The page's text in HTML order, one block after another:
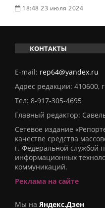
18:48 23 июля 2024
КОНТАКТЫ
E-mail: rep64@yandex.ru
Адрес редакции: 410600,
Тел: 8-917-305-4695
Главный редактор:
Сетевое издание
качестве средства
г. Федеральной службой
информационных
коммуникаций.
Реклама на сайте
Мы на Яндекс.Дзен